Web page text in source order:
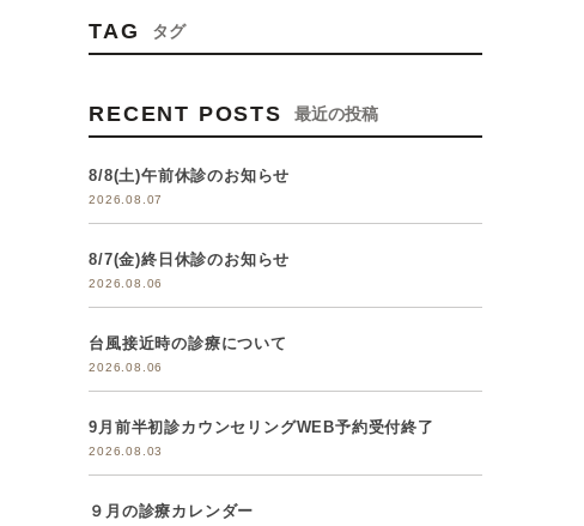
TAG タグ
RECENT POSTS 最近の投稿
8/8(土)午前休診のお知らせ
2026.08.07
8/7(金)終日休診のお知らせ
2026.08.06
台風接近時の診療について
2026.08.06
9月前半初診カウンセリングWEB予約受付終了
2026.08.03
９月の診療カレンダー